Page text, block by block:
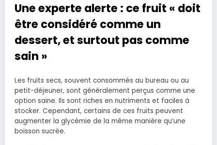
Une experte alerte : ce fruit « doit
être considéré comme un
dessert, et surtout pas comme
sain »
Les fruits secs, souvent consommés au bureau ou au
petit-déjeuner, sont généralement perçus comme une
option saine. Ils sont riches en nutriments et faciles à
stocker. Cependant, certains de ces fruits peuvent
augmenter la glycémie de la même manière qu’une
boisson sucrée.